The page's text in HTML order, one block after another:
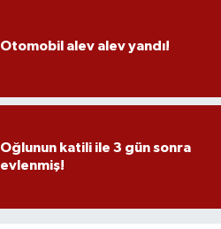
Otomobil alev alev yandı!
Oğlunun katili ile 3 gün sonra
evlenmiş!